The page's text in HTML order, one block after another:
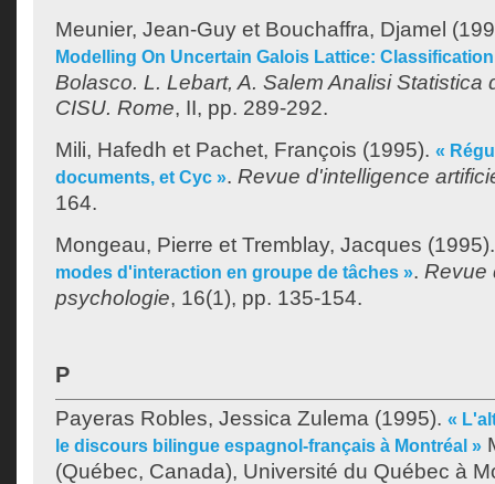
Meunier, Jean-Guy et Bouchaffra, Djamel
Modelling On Uncertain Galois Lattice:
Bolasco. L. Lebart, A. Salem Analisi Statistica
CISU. Rome, II, pp. 289-292.
Mili, Hafedh et Pachet, François (1995). «
documents, et Cyc ». Revue d'intelligence
164.
Mongeau, Pierre et Tremblay, Jacques
modes d'interaction en groupe de tâches ». Revue
psychologie, 16(1), pp. 135-154.
P
Payeras Robles, Jessica Zulema (1995). «
le discours bilingue espagnol-français à Montréal »
(Québec, Canada), Université du Québec à